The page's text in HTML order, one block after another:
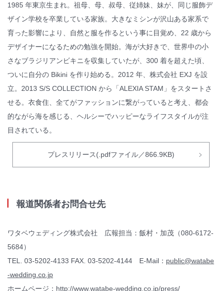
1985 年東京生まれ。祖母、母、叔母、従姉妹、妹が、同じ服飾デ
ザイン学校を卒業している家族。大きなミシンが沢山ある家系で
育った影響により、自然と服を作るという事に目覚め、22 歳から
デザイナーになるための勉強を開始。海が大好きで、世界中の小
さなブラジリアンビキニを収集していたが、300 着を超えた頃、
ついに自分の Bikini を作り始める。2012 年、株式会社 EXJ を設
立。2013 S/S COLLECTION から「ALEXIA STAM」をスタートさ
せる。衣食住、全てがファッションに繋がっていると考え、都会
的ながら海を感じる、ヘルシーでハッピーなライフスタイルが注
目されている。
プレスリリース(.pdfファイル／866.9KB)
報道関係者お問合せ先
ワタベウェディング株式会社 広報担当：飯村・加茂（080-6172-
5684）
TEL. 03-5202-4133 FAX. 03-5202-4144 E-Mail： public@watabe
-wedding.co.jp
ホームページ： http://www.watabe-wedding.co.jp/press/